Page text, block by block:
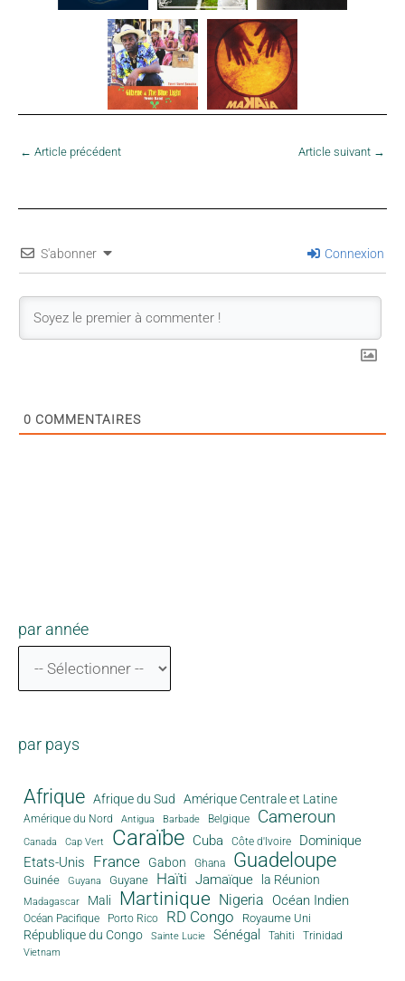
← Article précédent Article suivant →
S'abonner Connexion
0 COMMENTAIRES
par année
par pays
Afrique Afrique du Sud Amérique Centrale et Latine
Amérique du Nord Antigua Barbade Belgique Cameroun
Canada Cap Vert Caraïbe Cuba Côte d'Ivoire
Dominique
Etats-Unis
France Gabon Ghana Guadeloupe
Guinée Guyana Guyane Haïti Jamaïque la Réunion
Madagascar Mali Martinique Nigeria Océan Indien
Océan Pacifique Porto Rico RD Congo Royaume Uni
République du Congo Sainte Lucie Sénégal Tahiti Trinidad
Vietnam